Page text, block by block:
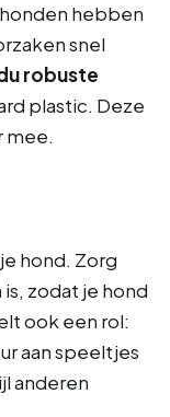
hebben
snel
robuste
plastic. Deze
mee.
hond. Zorg
zodat je hond
ook een rol:
aan speeltjes
anderen